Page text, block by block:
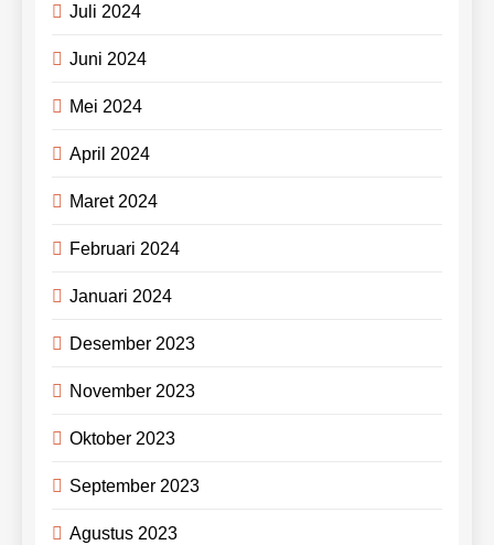
Juli 2024
Juni 2024
Mei 2024
April 2024
Maret 2024
Februari 2024
Januari 2024
Desember 2023
November 2023
Oktober 2023
September 2023
Agustus 2023